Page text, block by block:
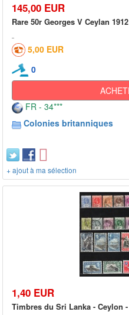
145,00 EUR
Rare 50r Georges V Ceylan
5,00 EUR
0
FR - 34***
Colonies britanniques
+ ajout à ma sélection
1,40 EUR
Timbres du Sri Lanka - Ceylon